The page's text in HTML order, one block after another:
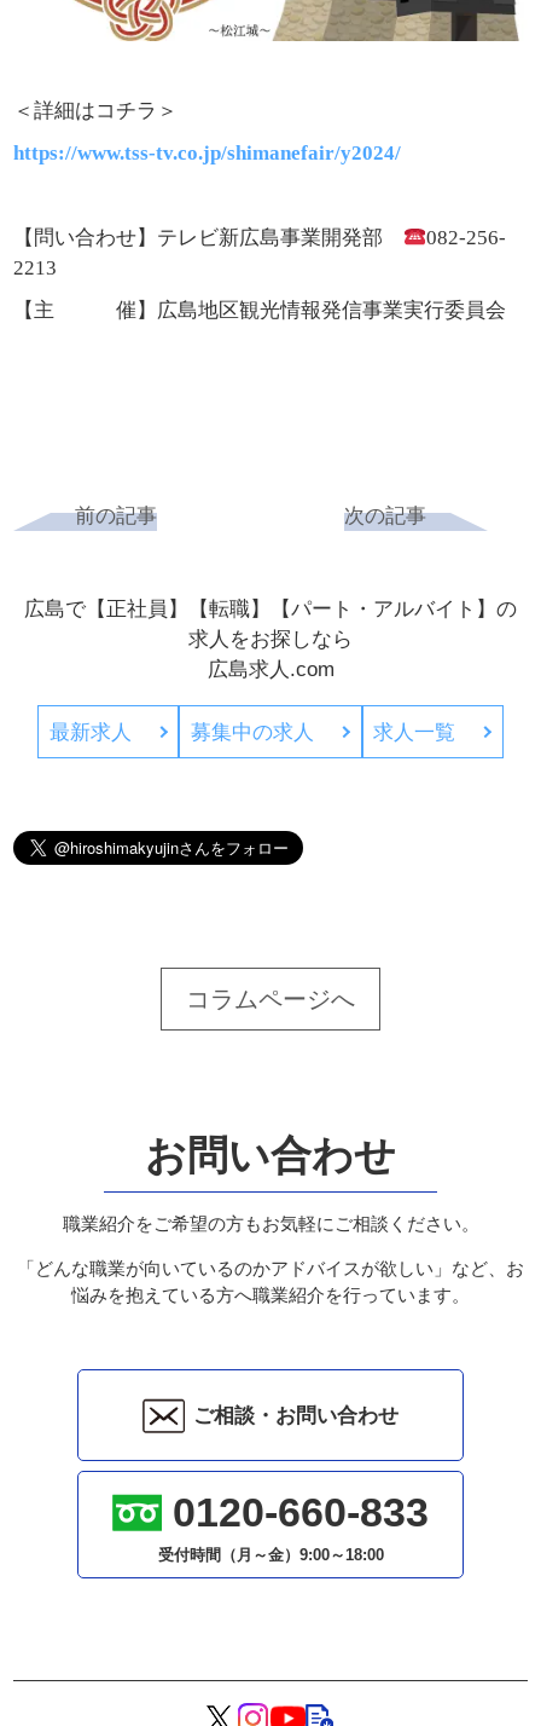
＜詳細はコチラ＞
https://www.tss-tv.co.jp/shimanefair/y2024/
【問い合わせ】テレビ新広島事業開発部
082-256-
2213
【主 催】広島地区観光情報発信事業実行委員会
前の記事 次の記事
広島で【正社員】【転職】【パート・アルバイト】の
求人をお探しなら
広島求人.com
最新求人 募集中の求人 求人一覧
コラムページへ
お問い合わせ
職業紹介をご希望の方もお気軽にご相談ください。
「どんな職業が向いているのかアドバイスが欲しい」など、お
悩みを抱えている方へ職業紹介を行っています。
ご相談・お問い合わせ
0120-660-833
受付時間（月～金） 9:00～18:00